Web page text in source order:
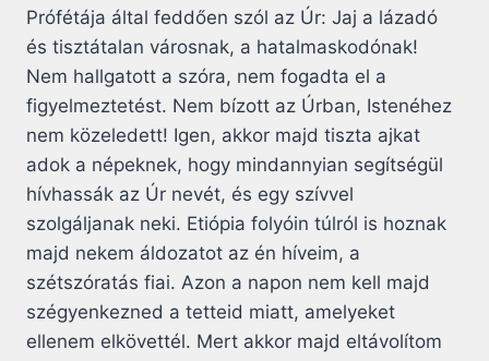
Prófétája által feddően szól az Úr: Jaj a lázadó
és tisztátalan városnak, a hatalmaskodónak!
Nem hallgatott a szóra, nem fogadta el a
figyelmeztetést. Nem bízott az Úrban, Istenéhez
nem közeledett! Igen, akkor majd tiszta ajkat
adok a népeknek, hogy mindannyian segítségül
hívhassák az Úr nevét, és egy szívvel
szolgáljanak neki. Etiópia folyóin túlról is hoznak
majd nekem áldozatot az én híveim, a
szétszóratás fiai. Azon a napon nem kell majd
szégyenkezned a tetteid miatt, amelyeket
ellenem elkövettél. Mert akkor majd eltávolítom